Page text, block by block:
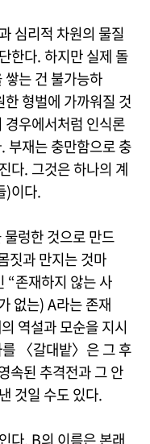
심리적 차원의 물질
한다. 하지만 실제 돌
는 건 불가능하
형벌에 가까워질 것
우에서처럼 인식론
부재는 충만함으로 충
다. 그것은 하나의 계
)이다.
렁한 것으로 만드
짓과 만지는 것마
“존재하지 않는 사
없는) A라는 존재
역설과 모순을 지시
〈갈대밭〉은 그 후
속된 추격전과 그 안
것일 수도 있다.
다. B의 이름은 본래